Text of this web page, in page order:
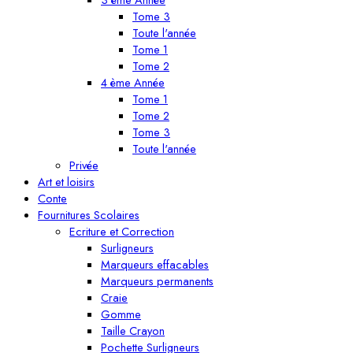
Tome 3
Toute l'année
Tome 1
Tome 2
4 ème Année
Tome 1
Tome 2
Tome 3
Toute l'année
Privée
Art et loisirs
Conte
Fournitures Scolaires
Ecriture et Correction
Surligneurs
Marqueurs effacables
Marqueurs permanents
Craie
Gomme
Taille Crayon
Pochette Surligneurs